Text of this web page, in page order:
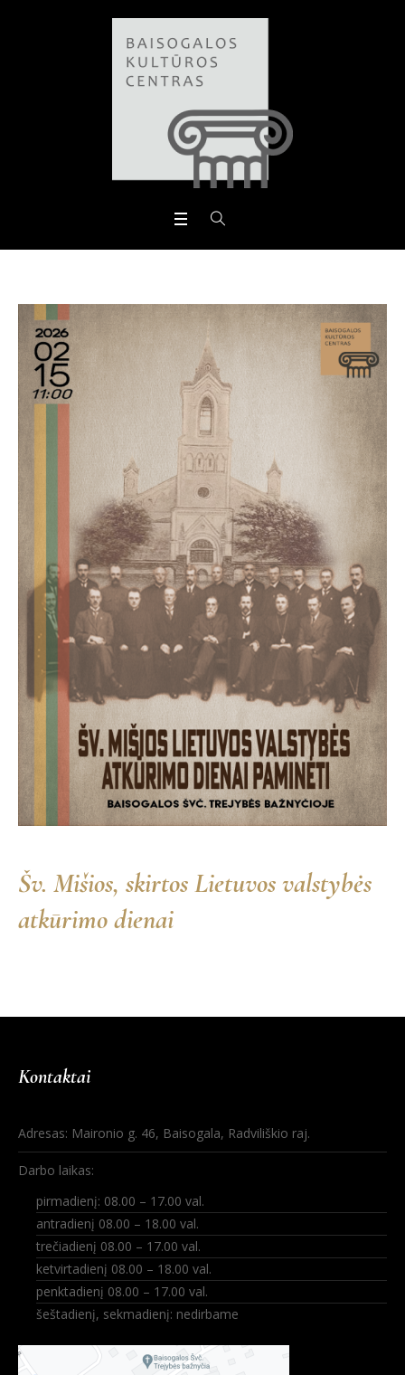
Šv. Mišios, skirtos Lietuvos valstybės
atkūrimo dienai
Kontaktai
Adresas: Maironio g. 46, Baisogala, Radviliškio raj.
Darbo laikas:
pirmadienį: 08.00 – 17.00 val.
antradienį 08.00 – 18.00 val.
trečiadienį 08.00 – 17.00 val.
ketvirtadienį 08.00 – 18.00 val.
penktadienį 08.00 – 17.00 val.
šeštadienį, sekmadienį: nedirbame